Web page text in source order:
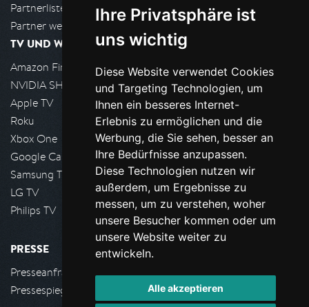
Ihre Privatsphäre ist
uns wichtig
Diese Website verwendet Cookies
und Targeting Technologien, um
Ihnen ein besseres Internet-
Erlebnis zu ermöglichen und die
Werbung, die Sie sehen, besser an
Ihre Bedürfnisse anzupassen.
Diese Technologien nutzen wir
außerdem, um Ergebnisse zu
messen, um zu verstehen, woher
unsere Besucher kommen oder um
unsere Website weiter zu
entwickeln.
Alle akzeptieren
Partnerliste
Partner werden
TV UND WOHNZIMMER
Amazon FireTV
NVIDIA SHIELD, Google TV
Apple TV
Roku
Xbox One
Google Cast
Samsung TV
LG TV
Philips TV
PRESSE
Presseanfrage stellen
Pressespiegel